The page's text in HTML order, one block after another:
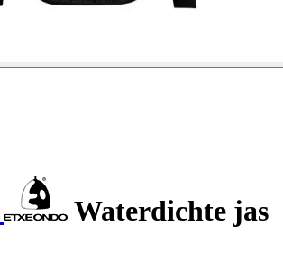
Waterdichte jas